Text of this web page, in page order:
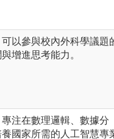
以參與校內外科學議題
增進思考能力。
注在數理邏輯、數據分
國家所需的人工智慧專